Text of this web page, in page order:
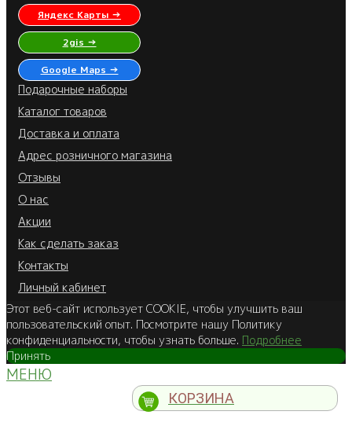
Яндекс Карты →
2gis →
Google Maps →
Подарочные наборы
Каталог товаров
Доставка и оплата
Адрес розничного магазина
Отзывы
О нас
Акции
Как сделать заказ
Контакты
Личный кабинет
Этот веб-сайт использует COOKIE, чтобы улучшить ваш
пользовательский опыт. Посмотрите нашу Политику
конфиденциальности, чтобы узнать больше. Подробнее
Принять
МЕНЮ
КОРЗИНА